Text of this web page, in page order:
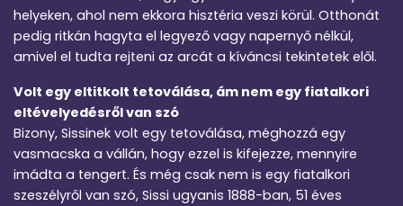
helyeken, ahol nem ekkora hisztéria veszi körül. Otthonát
pedig ritkán hagyta el legyező vagy napernyő nélkül,
amivel el tudta rejteni az arcát a kíváncsi tekintetek elől.
Volt egy eltitkolt tetoválása, ám nem egy fiatalkori
eltévelyedésről van szó
Bizony, Sissinek volt egy tetoválása, méghozzá egy
vasmacska a vállán, hogy ezzel is kifejezze, mennyire
imádta a tengert. És még csak nem is egy fiatalkori
szeszélyről van szó, Sissi ugyanis 1888-ban, 51 éves